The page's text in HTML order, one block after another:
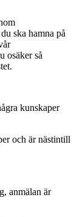
ska hamna på
osäker så
kunskaper
och är nästintill
anmälan är